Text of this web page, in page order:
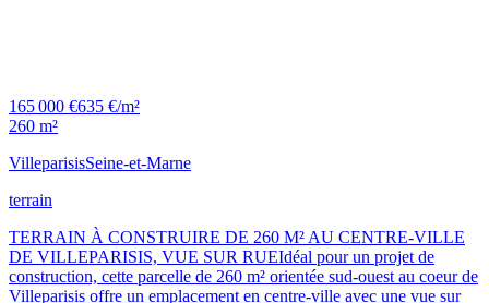
165 000 €635 €/m²
260 m²
VilleparisisSeine-et-Marne
terrain
TERRAIN À CONSTRUIRE DE 260 M² AU CENTRE-VILLE
DE VILLEPARISIS, VUE SUR RUEIdéal pour un projet de
construction, cette parcelle de 260 m² orientée sud-ouest au coeur de
Villeparisis offre un emplacement en centre-ville avec une vue sur